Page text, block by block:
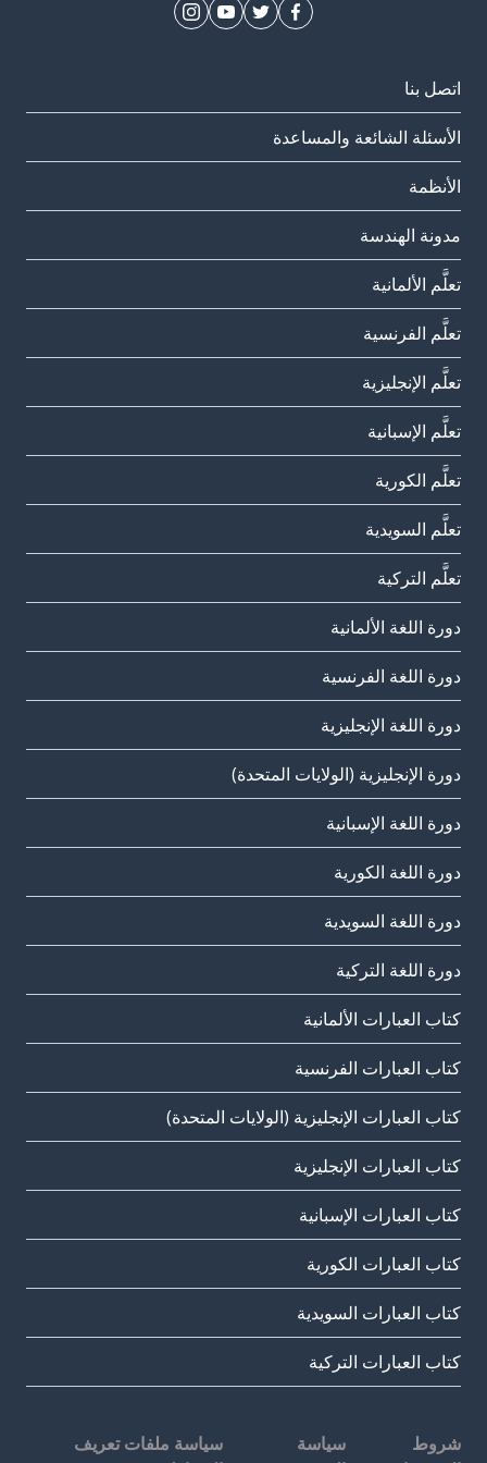
اتصل بنا
الأسئلة الشائعة والمساعدة
الأنظمة
مدونة الهندسة
تعلَّم الألمانية
تعلَّم الفرنسية
تعلَّم الإنجليزية
تعلَّم الإسبانية
تعلَّم الكورية
تعلَّم السويدية
تعلَّم التركية
دورة اللغة الألمانية
دورة اللغة الفرنسية
دورة اللغة الإنجليزية
دورة الإنجليزية (الولايات المتحدة)
دورة اللغة الإسبانية
دورة اللغة الكورية
دورة اللغة السويدية
دورة اللغة التركية
كتاب العبارات الألمانية
كتاب العبارات الفرنسية
كتاب العبارات الإنجليزية (الولايات المتحدة)
كتاب العبارات الإنجليزية
كتاب العبارات الإسبانية
كتاب العبارات الكورية
كتاب العبارات السويدية
كتاب العبارات التركية
شروط
سياسة
سياسة ملفات تعريف